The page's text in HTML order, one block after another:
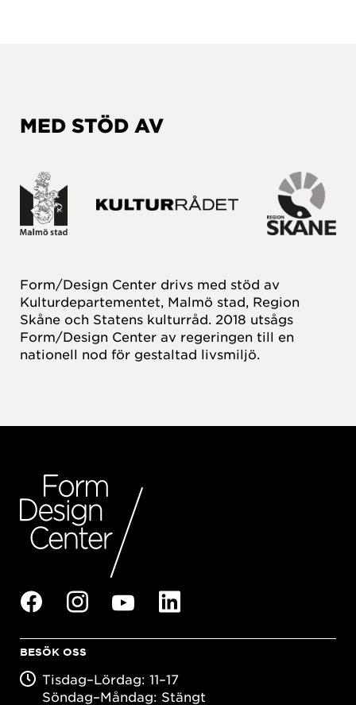
MED STÖD AV
Form/Design Center drivs med stöd av
Kulturdepartementet, Malmö stad, Region
Skåne och Statens kulturråd. 2018 utsågs
Form/Design Center av regeringen till en
nationell nod för gestaltad livsmiljö.
BESÖK OSS
Tisdag–Lördag: 11–17
Söndag–Måndag: Stängt